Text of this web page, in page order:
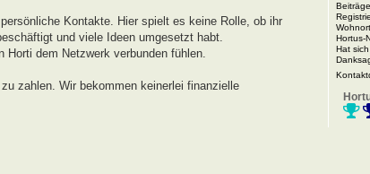
Hortus-
Hat
Kontakte. Hier spielt es keine Rolle, ob ihr
und viele Ideen umgesetzt habt.
Horti dem Netzwerk verbunden fühlen.
zahlen. Wir bekommen keinerlei finanzielle